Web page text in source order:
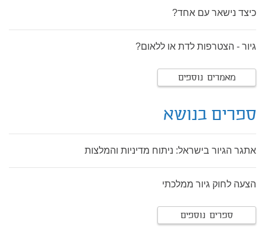
כיצד נישאר עם אחד?
גיור - הצטרפות לדת או ללאום?
מאמרים נוספים
ספרים בנושא
אתגר הגיור בישראל: ניתוח מדיניות והמלצות
הצעה לחוק גיור ממלכתי
ספרים נוספים